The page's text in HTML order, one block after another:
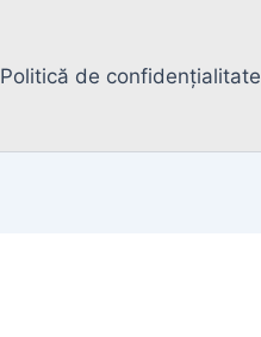
Politică de confidențialitate